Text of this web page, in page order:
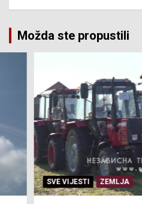
Možda ste propustili
SVE VIJESTI ZEMLJA